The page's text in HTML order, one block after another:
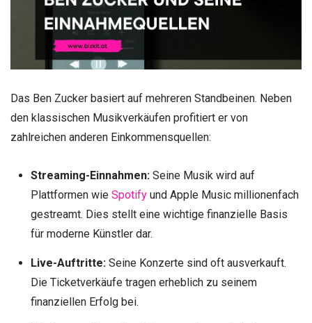
Das Ben Zucker basiert auf mehreren Standbeinen. Neben
den klassischen Musikverkäufen profitiert er von
zahlreichen anderen Einkommensquellen:
Streaming-Einnahmen: Seine Musik wird auf
Plattformen wie Spotifyund Apple Music millionenfach
gestreamt. Dies stellt eine wichtige finanzielle Basis
für moderne Künstler dar.
Live-Auftritte: Seine Konzerte sind oft ausverkauft.
Die Ticketverkäufe tragen erheblich zu seinem
finanziellen Erfolg bei.